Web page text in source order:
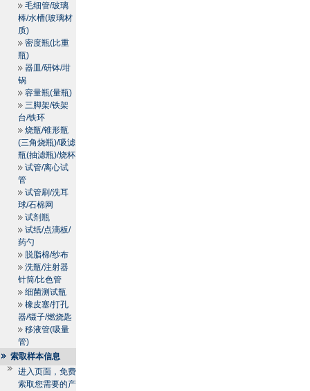
毛细管/玻璃
棒/水槽(玻璃材
质)
密度瓶(比重
瓶)
器皿/研钵/坩
锅
容量瓶(量瓶)
三脚架/铁架
台/铁环
烧瓶/锥形瓶
(三角烧瓶)/吸滤
瓶(抽滤瓶)/烧杯
试管/离心试
管
试管刷/洗耳
球/石棉网
试剂瓶
试纸/点滴板/
药勺
脱脂棉/纱布
洗瓶/注射器
针筒/比色管
细菌测试瓶
橡皮塞/打孔
器/镊子/燃烧匙
移液管(吸量
管)
索取样本信息
进入页面，免费
索取您需要的产